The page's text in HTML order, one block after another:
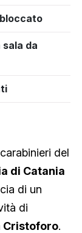
da
del
di Catania
di un
di
Cristoforo.